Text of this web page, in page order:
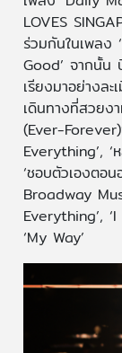
LOVES
ร่วมกันในเพลง
Good’ จากนั้น
เรียงมาอย่างล
เดินทางที่สวยง
(Ever-
Everything’, ‘
‘ชอบตัวเองตอ
Broadway
Everything’,
‘My Way’